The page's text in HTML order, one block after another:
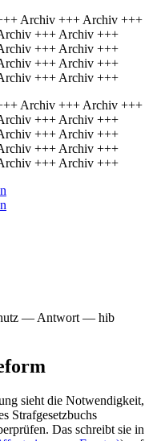
Archiv +++ Archiv +++
+++ Archiv +++
+++ Archiv +++
+++ Archiv +++
+++ Archiv +++
Archiv +++ Archiv +++
+++ Archiv +++
+++ Archiv +++
+++ Archiv +++
+++ Archiv +++
— Antwort — hib
sieht die Notwendigkeit,
Strafgesetzbuchs
Das schreibt sie in